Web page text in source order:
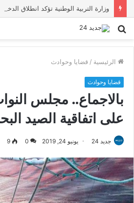
بحث
الرئيسية / قضايا وحوادث
قضايا وحوادث
بالاجماع.. مجلس
على اتفاقية الصيد
جديد 24 يونيو 24, 2019 0
9